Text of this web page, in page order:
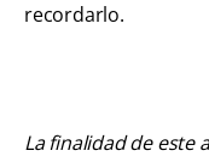
recordarlo.
La finalidad de este